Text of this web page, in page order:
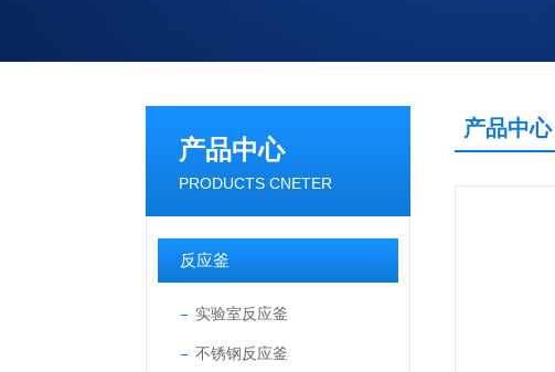
产品中心
PRODUCTS CNETER
反应釜
实验室反应釜
不锈钢反应釜
产品中心